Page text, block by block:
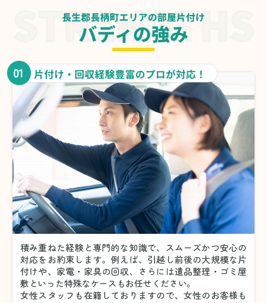
長生郡長柄町エリアの部屋片付け
バディの強み
01 片付け・回収経験豊富のプロが対応！
積み重ねた経験と専門的な知識で、スムーズかつ安心の
対応をお約束します。例えば、引越し前後の大規模な片
付けや、家電・家具の回収、さらには遺品整理・ゴミ屋
敷といった特殊なケースもお任せください。
女性スタッフも在籍しておりますので、女性のお客様も